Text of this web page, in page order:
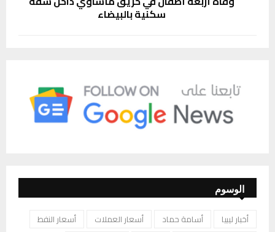
سكنية بالبيضاء
الوسوم
أخبار ليبيا أسامة حماد أسعار العملات
أسعار النفط